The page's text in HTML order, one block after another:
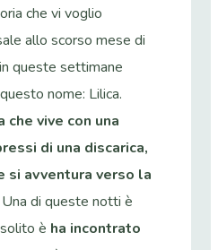
che vi voglio
allo scorso mese di
queste settimane
nome: Lilica.
che vive con una
di una discarica,
si avventura verso la
Una di queste notti è
è ha incontrato